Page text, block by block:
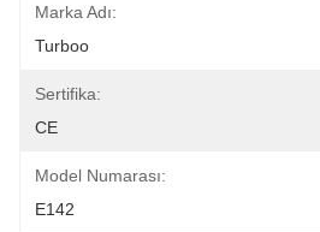
Marka Adı:
Turboo
Sertifika:
CE
Model Numarası:
E142